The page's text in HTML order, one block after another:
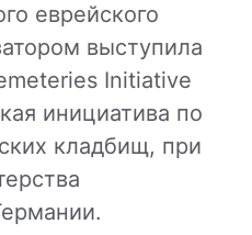
еврейского
выступила
Initiative
инициатива по
кладбищ, при